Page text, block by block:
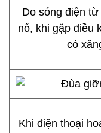
Do sóng điện
nổ, khi gặp điều
có
Khi điện thoại